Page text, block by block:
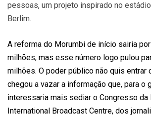
pessoas, um projeto inspirado no
Berlim.
A reforma do Morumbi de início sairia
milhões, mas esse número logo pulou
milhões. O poder público não quis entrar
chegou a vazar a informação que, para o
interessaria mais sediar o Congresso da
International Broadcast Centre, dos